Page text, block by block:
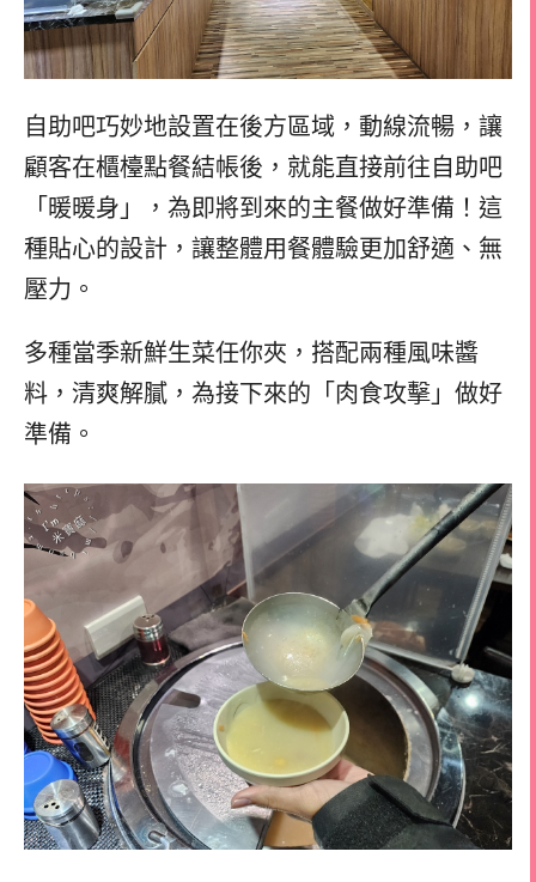
自助吧巧妙地設置在後方區域，動線流暢，讓
顧客在櫃檯點餐結帳後，就能直接前往自助吧
「暖暖身」，為即將到來的主餐做好準備！這
種貼心的設計，讓整體用餐體驗更加舒適、無
壓力。
多種當季新鮮生菜任你夾，搭配兩種風味醬
料，清爽解膩，為接下來的「肉食攻擊」做好
準備。